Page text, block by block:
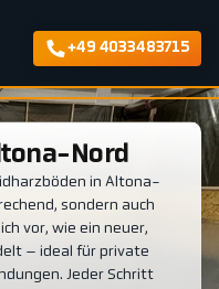
+49 4033483715
Nord
in Altona-
sondern auch
vor, wie ein neuer,
– ideal für private
Jeder Schritt